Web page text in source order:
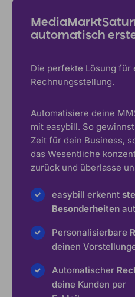
automatisch
Die perfekte Lösung für
Rechnungsstellung.
Automatisiere deine
mit easybill. So
Zeit für dein Business,
das Wesentliche
zurück und überlasse
easybill erkennt
Besonderheiten
Personalisierbare
deinen
Automatischer
deine Kunden per